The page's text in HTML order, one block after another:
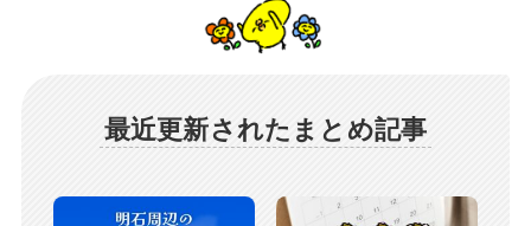
最近更新されたまとめ記事